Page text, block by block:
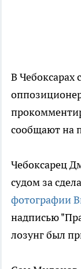
В Чебоксарах
сообщают на
Чебоксарец
судом за
фотографии
надписью
лозунг был